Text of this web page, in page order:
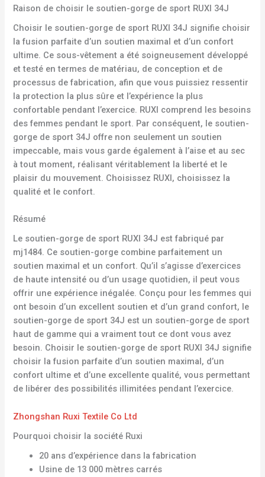
Raison de choisir le soutien-gorge de sport RUXI 34J
Choisir le soutien-gorge de sport RUXI 34J signifie choisir
la fusion parfaite d’un soutien maximal et d’un confort
ultime. Ce sous-vêtement a été soigneusement développé
et testé en termes de matériau, de conception et de
processus de fabrication, afin que vous puissiez ressentir
la protection la plus sûre et l’expérience la plus
confortable pendant l’exercice. RUXI comprend les besoins
des femmes pendant le sport. Par conséquent, le soutien-
gorge de sport 34J offre non seulement un soutien
impeccable, mais vous garde également à l’aise et au sec
à tout moment, réalisant véritablement la liberté et le
plaisir du mouvement. Choisissez RUXI, choisissez la
qualité et le confort.
Résumé
Le soutien-gorge de sport RUXI 34J est fabriqué par
mj1484. Ce soutien-gorge combine parfaitement un
soutien maximal et un confort. Qu’il s’agisse d’exercices
de haute intensité ou d’un usage quotidien, il peut vous
offrir une expérience inégalée. Conçu pour les femmes qui
ont besoin d’un excellent soutien et d’un grand confort, le
soutien-gorge de sport 34J est un soutien-gorge de sport
haut de gamme qui a vraiment tout ce dont vous avez
besoin. Choisir le soutien-gorge de sport RUXI 34J signifie
choisir la fusion parfaite d’un soutien maximal, d’un
confort ultime et d’une excellente qualité, vous permettant
de libérer des possibilités illimitées pendant l’exercice.
Zhongshan Ruxi Textile Co Ltd
Pourquoi choisir la société Ruxi
20 ans d’expérience dans la fabrication
Usine de 13 000 mètres carrés